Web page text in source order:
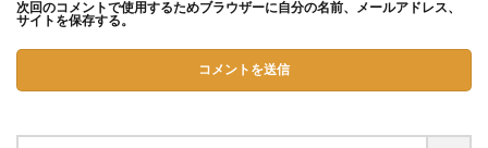
次回のコメントで使用するためブラウザーに自分の名前、メールアドレス、
サイトを保存する。